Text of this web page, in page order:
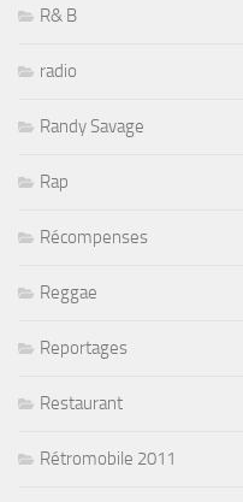
R& B
radio
Randy Savage
Rap
Récompenses
Reggae
Reportages
Restaurant
Rétromobile 2011